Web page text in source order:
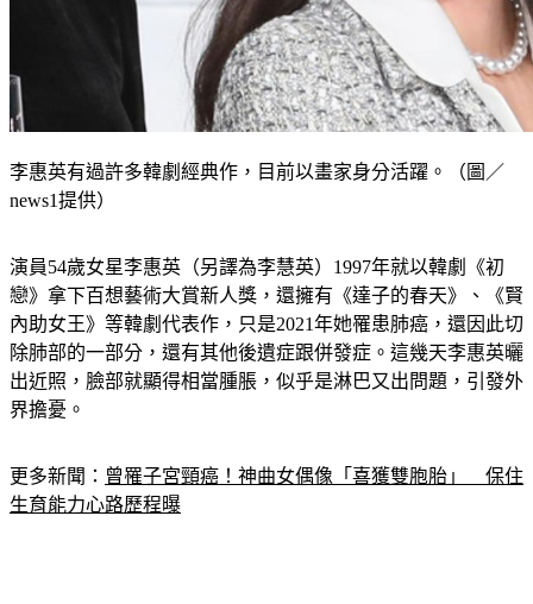
李惠英有過許多韓劇經典作，目前以畫家身分活躍。（圖／
news1提供）
演員54歲女星李惠英（另譯為李慧英）1997年就以韓劇《初
戀》拿下百想藝術大賞新人獎，還擁有《達子的春天》、《賢
內助女王》等韓劇代表作，只是2021年她罹患肺癌，還因此切
除肺部的一部分，還有其他後遺症跟併發症。這幾天李惠英曬
出近照，臉部就顯得相當腫脹，似乎是淋巴又出問題，引發外
界擔憂。
更多新聞： 曾罹子宮頸癌！神曲女偶像「喜獲雙胞胎」　保住
生育能力心路歷程曝